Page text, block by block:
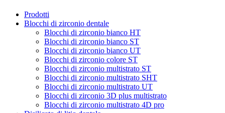
Prodotti
Blocchi di zirconio dentale
Blocchi di zirconio bianco HT
Blocchi di zirconio bianco ST
Blocchi di zirconio bianco UT
Blocchi di zirconio colore ST
Blocchi di zirconio multistrato ST
Blocchi di zirconio multistrato SHT
Blocchi di zirconio multistrato UT
Blocchi di zirconio 3D plus multistrato
Blocchi di zirconio multistrato 4D pro